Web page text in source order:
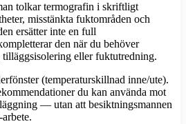
tolkar termografin i skriftligt
misstänkta fuktområden och
ersätter inte en full
den när du behöver
eller fuktutredning.
(temperaturskillnad inne/ute).
du kan använda mot
— utan att besiktningsmannen